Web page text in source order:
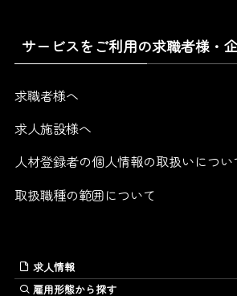
サービスをご利用の求職者様・
求職者様へ
求人施設様へ
人材登録者の個人情報の取扱いについ
取扱職種の範囲について
求人情報
雇用形態から探す